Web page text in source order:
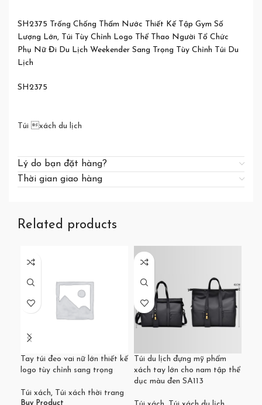
SH2375 Trống Chống Thấm Nước Thiết Kế Tập Gym Số
Lượng Lớn, Túi Tùy Chỉnh Logo Thể Thao Người Tổ Chức
Phụ Nữ Đi Du Lịch Weekender Sang Trọng Tùy Chỉnh Túi Du
Lịch
SH2375
Túi xách du lịch
Lý do bạn đặt hàng?
Thời gian giao hàng
Related products
Tay túi đeo vai nữ lớn thiết kế
logo tùy chỉnh sang trọng
Túi xách, Túi xách thời trang
Buy Product
Túi du lịch đựng mỹ phẩm
xách tay lớn cho nam tập thể
dục màu đen SA113